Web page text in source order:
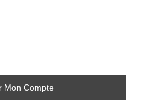
Mon Compte